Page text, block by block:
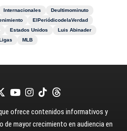
Internacionales
Deultimominuto
ElPeriódicodelaVerdad
Estados Unidos
Luis Abinader
MLB
ofrece contenidos informativos y
mayor crecimiento en audiencia en